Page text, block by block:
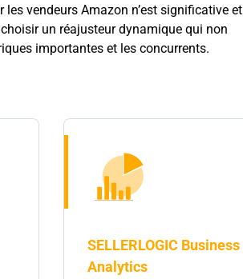
vendeurs Amazon n’est significative et
un réajusteur dynamique qui non
importantes et les concurrents.
SELLERLOGIC Business
Analytics